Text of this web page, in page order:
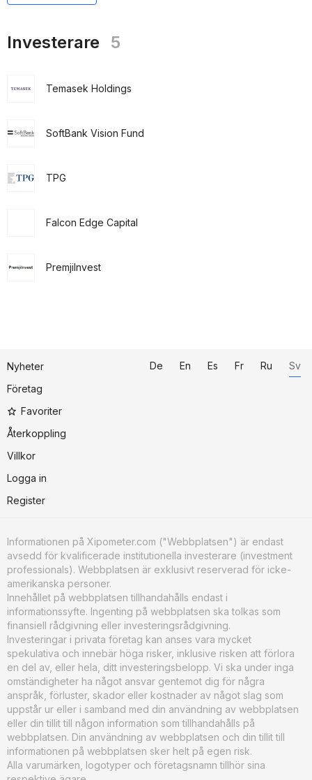
Investerare 5
Temasek Holdings
SoftBank Vision Fund
TPG
Falcon Edge Capital
PremjiInvest
Nyheter
Företag
Favoriter
Återkoppling
Villkor
Logga in
Register
De En Es Fr Ru Sv
Informationen på Xipometer.com ("Webbplatsen") är endast
avsedd för kvalificerade institutionella investerare (investment
professionals). Webbplatsen är exklusivt reserverad för icke-
amerikanska personer.
Innehållet på webbplatsen tillhandahålls endast i
informationssyfte. Ingenting på webbplatsen ska tolkas som
finansiell rådgivning eller investeringsrådgivning.
Investeringar i privata företag kan anses vara mycket
spekulativa och innebär höga risker, inklusive risken att förlora
en del av, eller hela, ditt investeringsbelopp. Vi ska under inga
omständigheter ha något ansvar gentemot dig för några
anspråk, förluster, skador eller kostnader av något slag som
uppstår ur eller i samband med din användning av webbplatsen
eller din tillit till någon information som tillhandahålls på
webbplatsen. Din användning av webbplatsen och din tillit till
informationen på webbplatsen sker helt på egen risk.
Alla varumärken, logotyper och företagsnamn tillhör sina